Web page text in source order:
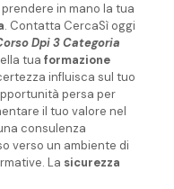
in mano la tua
. Contatta CercaSì oggi
Dpi 3 Categoria
tua formazione
influisca sul tuo
persa per
il tuo valore nel
consulenza
verso un ambiente di
La sicurezza